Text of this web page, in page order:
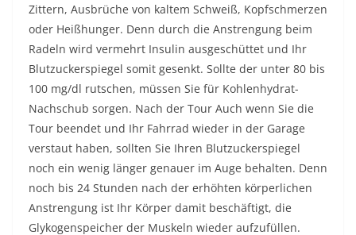
Zittern, Ausbrüche von kaltem Schweiß, Kopfschmerzen
oder Heißhunger. Denn durch die Anstrengung beim
Radeln wird vermehrt Insulin ausgeschüttet und Ihr
Blutzuckerspiegel somit gesenkt. Sollte der unter 80 bis
100 mg/dl rutschen, müssen Sie für Kohlenhydrat-
Nachschub sorgen. Nach der Tour Auch wenn Sie die
Tour beendet und Ihr Fahrrad wieder in der Garage
verstaut haben, sollten Sie Ihren Blutzuckerspiegel
noch ein wenig länger genauer im Auge behalten. Denn
noch bis 24 Stunden nach der erhöhten körperlichen
Anstrengung ist Ihr Körper damit beschäftigt, die
Glykogenspeicher der Muskeln wieder aufzufüllen.